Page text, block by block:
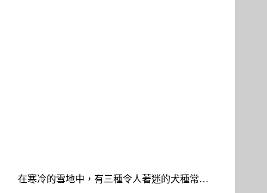
在寒冷的雪地中，有三種令人著迷的犬種常…